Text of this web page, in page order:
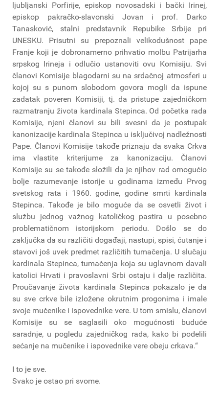
ljubljanski Porfirije, episkop novosadski i bački Irinej,
episkop pakračko-slavonski Jovan i prof. Darko
Tanasković, stalni predstavnik Repubike Srbije pri
UNESKU. Prisutni su prepoznali velikodušnost pape
Franje koji je dobronamerno prihvatio molbu Patrijarha
srpskog Irineja i odlučio ustanoviti ovu Komisiju. Svi
članovi Komisije blagodarni su na srdačnoj atmosferi u
kojoj su s punom slobodom govora mogli da ispune
zadatak poveren Komisiji, tj. da pristupe zajedničkom
razmatranju života kardinala Stepinca. Od početka rada
Komisije, njeni članovi su bili svesni da je postupak
kanonizacije kardinala Stepinca u isključivoj nadležnosti
Pape. Članovi Komisije takođe priznaju da svaka Crkva
ima vlastite kriterijume za kanonizaciju. Članovi
Komisije su se takođe složili da je njihov rad omogućio
bolje razumevanje istorije u godinama između Prvog
svetskog rata i 1960. godine, godine smrti kardinala
Stepinca. Takođe je bilo moguće da se osvetli život i
službu jednog važnog katoličkog pastira u posebno
problematičnom istorijskom periodu. Došlo se do
zaključka da su različiti događaji, nastupi, spisi, ćutanje i
stavovi još uvek predmet različitih tumačenja. U slučaju
kardinala Stepinca, tumačenja koja su uglavnom davali
katolici Hrvati i pravoslavni Srbi ostaju i dalje različita.
Proučavanje života kardinala Stepinca pokazalo je da
su sve crkve bile izložene okrutnim progonima i imale
svoje mučenike i ispovednike vere. U tom smislu, članovi
Komisije su se saglasili oko mogućnosti buduće
saradnje, u pogledu zajedničkog rada, kako bi podelili
sećanje na mučenike i ispovednike vere obeju crkava.“
I to je sve.
Svako je ostao pri svome.